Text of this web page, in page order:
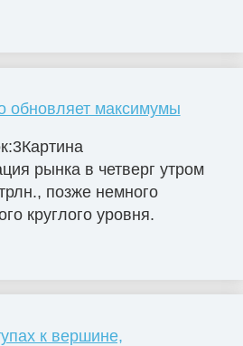
обновляет максимумы
рынка в четверг утром
позже немного
круглого уровня.
к вершине,